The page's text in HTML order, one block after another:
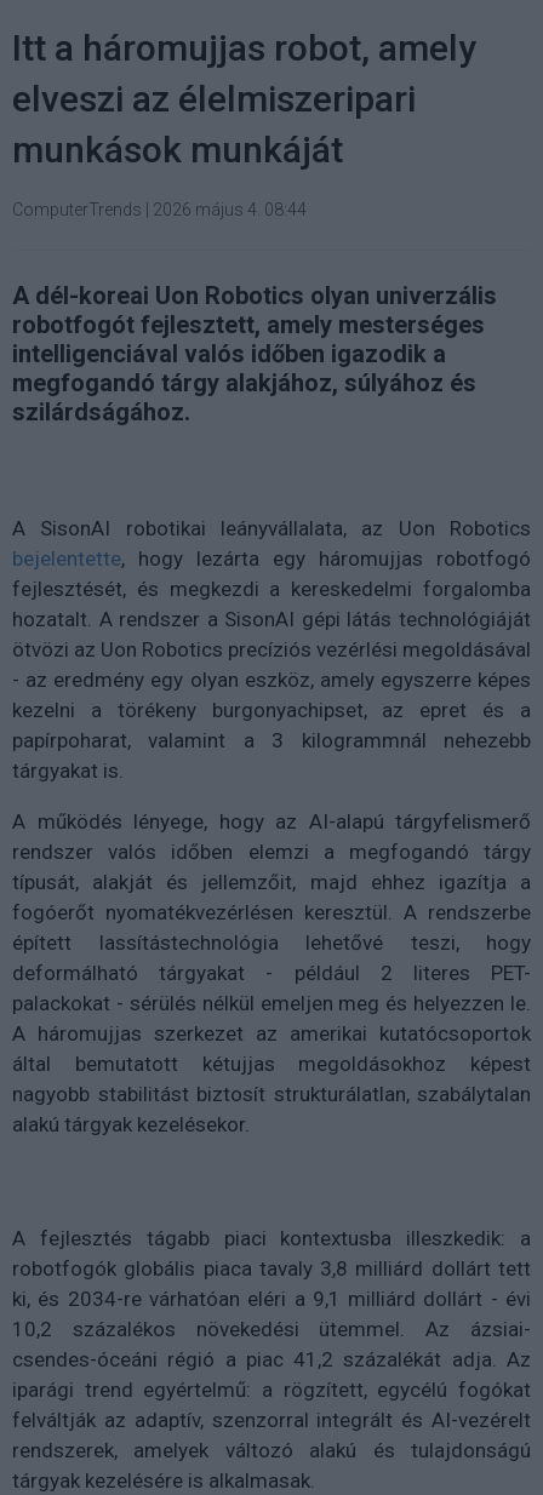
Itt a háromujjas robot, amely
elveszi az élelmiszeripari
munkások munkáját
ComputerTrends 2026 május 4. 08:44
A dél-koreai Uon Robotics olyan univerzális
robotfogót fejlesztett, amely mesterséges
intelligenciával valós időben igazodik a
megfogandó tárgy alakjához, súlyához és
szilárdságához.
A SisonAI robotikai leányvállalata, az Uon Robotics
bejelentette, hogy lezárta egy háromujjas robotfogó
fejlesztését, és megkezdi a kereskedelmi forgalomba
hozatalt. A rendszer a SisonAI gépi látás technológiáját
ötvözi az Uon Robotics precíziós vezérlési megoldásával
- az eredmény egy olyan eszköz, amely egyszerre képes
kezelni a törékeny burgonyachipset, az epret és a
papírpoharat, valamint a 3 kilogrammnál nehezebb
tárgyakat is.
A működés lényege, hogy az AI-alapú tárgyfelismerő
rendszer valós időben elemzi a megfogandó tárgy
típusát, alakját és jellemzőit, majd ehhez igazítja a
fogóerőt nyomatékvezérlésen keresztül. A rendszerbe
épített lassítástechnológia lehetővé teszi, hogy
deformálható tárgyakat - például 2 literes PET-
palackokat - sérülés nélkül emeljen meg és helyezzen le.
A háromujjas szerkezet az amerikai kutatócsoportok
által bemutatott kétujjas megoldásokhoz képest
nagyobb stabilitást biztosít strukturálatlan, szabálytalan
alakú tárgyak kezelésekor.
A fejlesztés tágabb piaci kontextusba illeszkedik: a
robotfogók globális piaca tavaly 3,8 milliárd dollárt tett
ki, és 2034-re várhatóan eléri a 9,1 milliárd dollárt - évi
10,2 százalékos növekedési ütemmel. Az ázsiai-
csendes-óceáni régió a piac 41,2 százalékát adja. Az
iparági trend egyértelmű: a rögzített, egycélú fogókat
felváltják az adaptív, szenzorral integrált és AI-vezérelt
rendszerek, amelyek változó alakú és tulajdonságú
tárgyak kezelésére is alkalmasak.